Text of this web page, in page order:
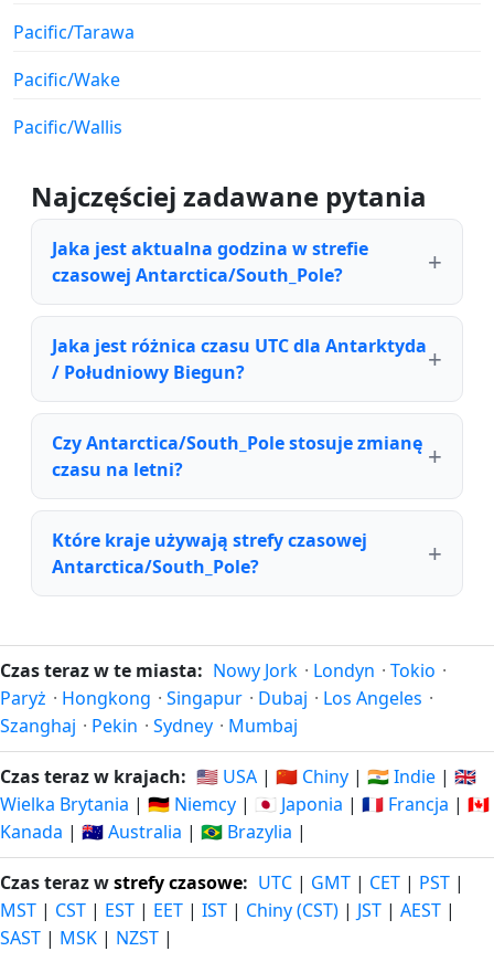
Pacific/Tarawa
Pacific/Wake
Pacific/Wallis
Najczęściej zadawane pytania
Jaka jest aktualna godzina w strefie
czasowej Antarctica/South_Pole?
Jaka jest różnica czasu UTC dla Antarktyda
/ Południowy Biegun?
Czy Antarctica/South_Pole stosuje zmianę
czasu na letni?
Które kraje używają strefy czasowej
Antarctica/South_Pole?
Czas teraz w te miasta: Nowy Jork · Londyn · Tokio ·
Paryż · Hongkong · Singapur · Dubaj · Los Angeles ·
Szanghaj · Pekin · Sydney · Mumbaj
Czas teraz w krajach: 🇺🇸 USA | 🇨🇳 Chiny | 🇮🇳 Indie | 🇬🇧
Wielka Brytania | 🇩🇪 Niemcy | 🇯🇵 Japonia | 🇫🇷 Francja | 🇨🇦
Kanada | 🇦🇺 Australia | 🇧🇷 Brazylia |
Czas teraz wstrefy czasowe: UTC | GMT | CET | PST |
MST | CST | EST | EET | IST | Chiny (CST) | JST | AEST |
SAST | MSK | NZST |